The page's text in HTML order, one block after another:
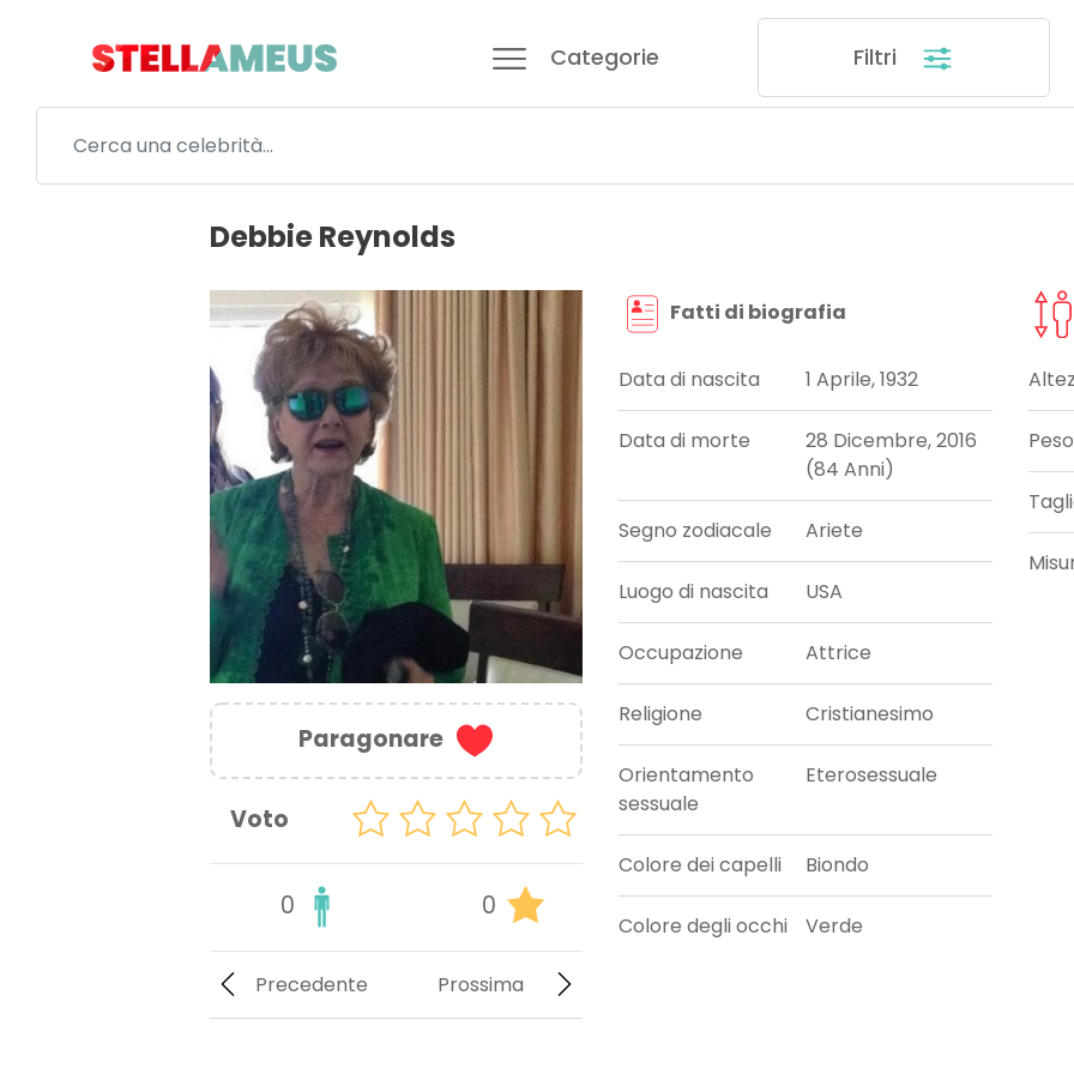
Categorie Filtri
Debbie Reynolds
Paragonare
Voto
0 0
Prossima
Precedente
Fatti di biografia
Data di nascita 1 Aprile, 1932
Data di morte
28 Dicembre, 2016
(84 Anni)
Segno zodiacale Ariete
Luogo di nascita USA
Occupazione Attrice
Religione Cristianesimo
Orientamento
sessuale
Eterosessuale
Colore dei capelli Biondo
Colore degli occhi Verde
Peso